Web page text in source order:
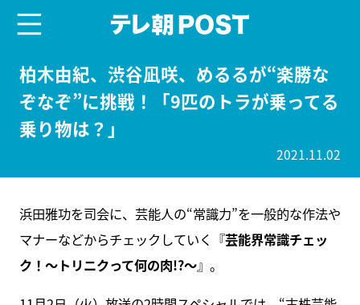
柏木由紀、渋谷凪咲、めるるが“楽勝な
ぞなぞ”に挑戦！「9匹のトラが乗ってる
乗り物は？」
2021.11.02
浜田雅功を司会に、芸能人の“常識力”を一般的な作法や
マナーなどからチェックしていく『芸能界常識チェッ
ク！～トリニクって何の肉!?～』。